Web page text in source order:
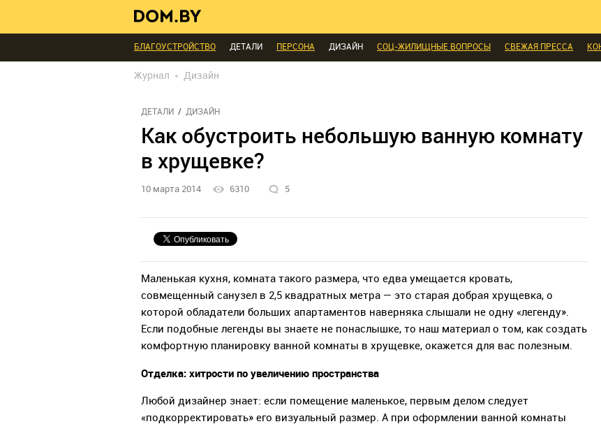
ИНТЕРЬЕР КАК НА КАРТИНКЕ
БЛАГОУСТРОЙСТВО
ДЕТАЛИ ПЕРСОНА ДИЗАЙН СОЦ-ЖИЛИЩНЫЕ ВОПРОСЫ СВЕЖАЯ ПРЕССА
Журнал Дизайн
ДЕТАЛИ ДИЗАЙН
Как обустроить небольшую ванную комнату
в хрущевке?
10 марта 2014 6310 5
Маленькая кухня, комната такого размера, что едва умещается кровать,
совмещенный санузел в 2,5 квадратных метра — это старая добрая хрущевка, о
которой обладатели больших апартаментов наверняка слышали не одну «легенду».
Если подобные легенды вы знаете не понаслышке, то наш материал о том, как создать
комфортную планировку ванной комнаты в хрущевке, окажется для вас полезным.
Отделка: хитрости по увеличению пространства
Любой дизайнер знает: если помещение маленькое, первым делом следует
«подкорректировать» его визуальный размер. А при оформлении ванной комнаты